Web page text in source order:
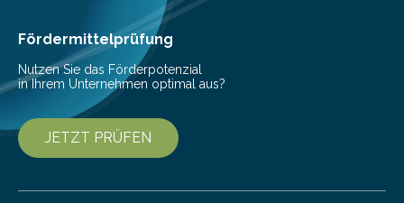
Fördermittelprüfung
Nutzen Sie das Förderpotenzial
in Ihrem Unternehmen optimal aus?
JETZT PRÜFEN